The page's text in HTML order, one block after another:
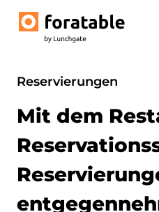
Reservierungen
Mit dem